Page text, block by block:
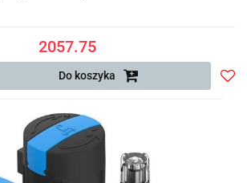
2057.75
Do koszyka